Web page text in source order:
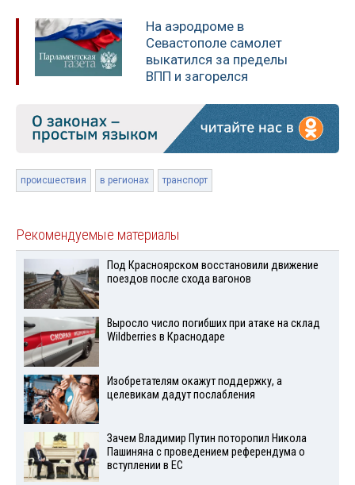
На аэродроме в
Севастополе самолет
выкатился за пределы
ВПП и загорелся
происшествия в регионах транспорт
Рекомендуемые материалы
Под Красноярском восстановили движение
поездов после схода вагонов
Выросло число погибших при атаке на склад
Wildberries в Краснодаре
Изобретателям окажут поддержку, а
целевикам дадут послабления
Зачем Владимир Путин поторопил Никола
Пашиняна с проведением референдума о
вступлении в ЕС